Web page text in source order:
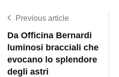
Previous article
Da Officina Bernardi
luminosi bracciali che
evocano lo splendore
degli astri